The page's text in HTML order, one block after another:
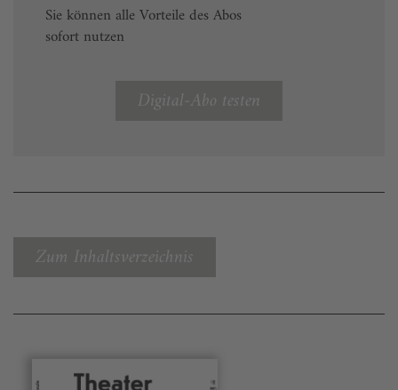
Sie können alle Vorteile des Abos
sofort nutzen
Digital-Abo testen
Zum Inhaltsverzeichnis